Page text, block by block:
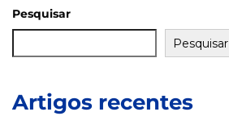
Pesquisar
Pesquisar
Artigos recentes